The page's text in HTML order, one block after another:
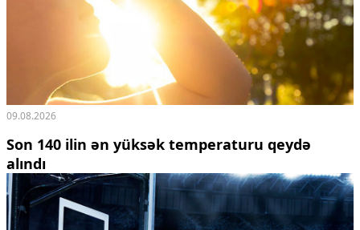
09.08.2026
Son 140 ilin ən yüksək temperaturu qeydə
alındı